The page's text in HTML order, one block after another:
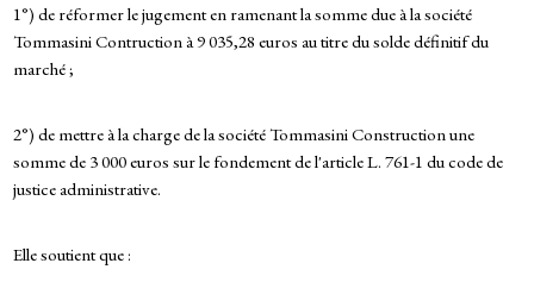
1°) de réformer le jugement en ramenant la somme due à la société
Tommasini Contruction à 9 035,28 euros au titre du solde définitif du
marché ;
2°) de mettre à la charge de la société Tommasini Construction une
somme de 3 000 euros sur le fondement de l'article L. 761-1 du code de
justice administrative.
Elle soutient que :